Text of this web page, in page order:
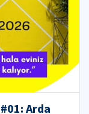
Arda